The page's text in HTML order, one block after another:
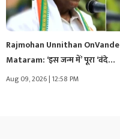
Rajmohan Unnithan OnVande
Mataram: ‘इस जन्म में’ पूरा ‘वंदे
मातरम्’…
Aug 09, 2026 | 12:58 PM